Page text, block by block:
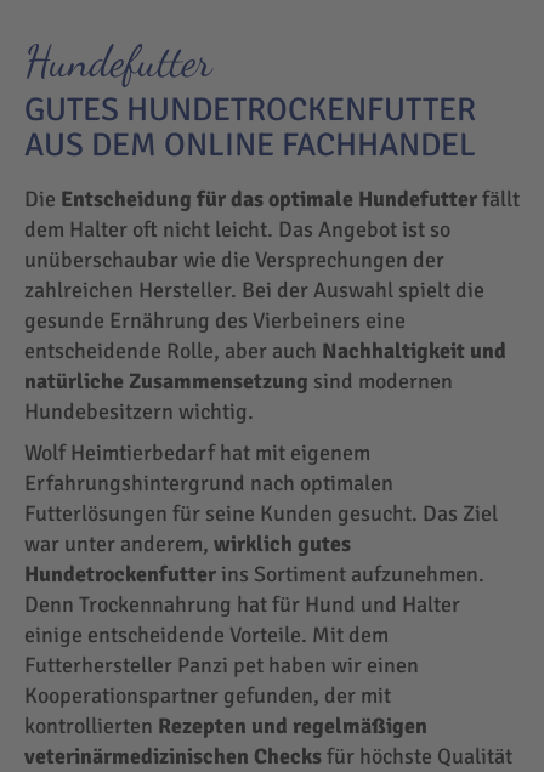
Hundefutter
GUTES HUNDETROCKENFUTTER
AUS DEM ONLINE FACHHANDEL
Die Entscheidung für das optimale Hundefutterfällt
dem Halter oft nicht leicht. Das Angebot ist so
unüberschaubar wie die Versprechungen der
zahlreichen Hersteller. Bei der Auswahl spielt die
gesunde Ernährung des Vierbeiners eine
entscheidende Rolle, aber auch Nachhaltigkeit und
natürliche Zusammensetzung sind modernen
Hundebesitzern wichtig.
Wolf Heimtierbedarf hat mit eigenem
Erfahrungshintergrund nach optimalen
Futterlösungen für seine Kunden gesucht. Das Ziel
war unter anderem, wirklich gutes
Hundetrockenfutter ins Sortiment aufzunehmen.
Denn Trockennahrung hat für Hund und Halter
einige entscheidende Vorteile. Mit dem
Futterhersteller Panzi pet haben wir einen
Kooperationspartner gefunden, der mit
kontrollierten Rezepten und regelmäßigen
veterinärmedizinischen Checksfür höchste Qualität